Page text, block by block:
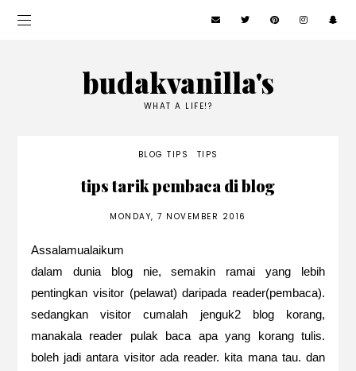
budakvanilla's
WHAT A LIFE!?
BLOG TIPS TIPS
tips tarik pembaca di blog
MONDAY, 7 NOVEMBER 2016
Assalamualaikum
dalam dunia blog nie, semakin ramai yang lebih
pentingkan visitor (pelawat) daripada reader(pembaca).
sedangkan visitor cumalah jenguk2 blog korang,
manakala reader pulak baca apa yang korang tulis.
boleh jadi antara visitor ada reader. kita mana tau. dan